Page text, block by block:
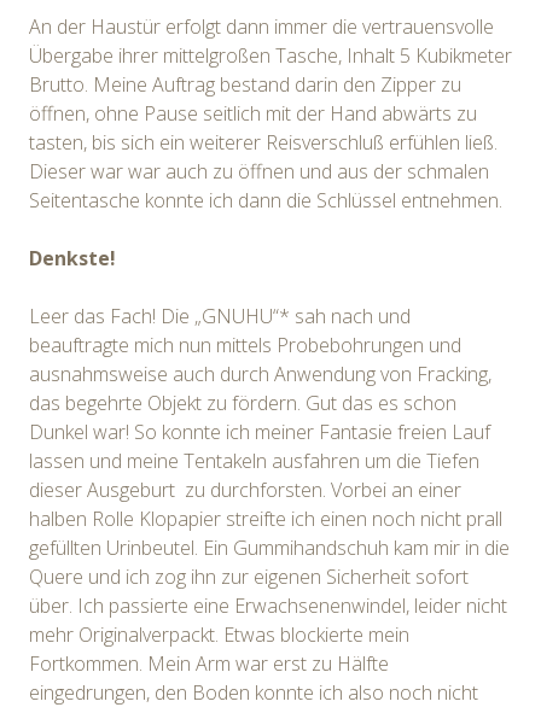
An der Haustür erfolgt dann immer die vertrauensvolle
Übergabe ihrer mittelgroßen Tasche, Inhalt 5 Kubikmeter
Brutto. Meine Auftrag bestand darin den Zipper zu
öffnen, ohne Pause seitlich mit der Hand abwärts zu
tasten, bis sich ein weiterer Reisverschluß erfühlen ließ.
Dieser war war auch zu öffnen und aus der schmalen
Seitentasche konnte ich dann die Schlüssel entnehmen.
Denkste!
Leer das Fach! Die „GNUHU“* sah nach und
beauftragte mich nun mittels Probebohrungen und
ausnahmsweise auch durch Anwendung von Fracking,
das begehrte Objekt zu fördern. Gut das es schon
Dunkel war! So konnte ich meiner Fantasie freien Lauf
lassen und meine Tentakeln ausfahren um die Tiefen
dieser Ausgeburt zu durchforsten. Vorbei an einer
halben Rolle Klopapier streifte ich einen noch nicht prall
gefüllten Urinbeutel. Ein Gummihandschuh kam mir in die
Quere und ich zog ihn zur eigenen Sicherheit sofort
über. Ich passierte eine Erwachsenenwindel, leider nicht
mehr Originalverpackt. Etwas blockierte mein
Fortkommen. Mein Arm war erst zu Hälfte
eingedrungen, den Boden konnte ich also noch nicht